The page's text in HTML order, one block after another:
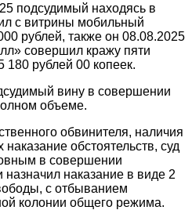
подсудимый находясь в
с витрины мобильный
рублей, также он 08.08.2025
совершил кражу пяти
рублей 00 копеек.
вину в совершении
объеме.
обвинителя, наличия
обстоятельств, суд
в совершении
назначил наказание в виде 2
с отбыванием
колонии общего режима.